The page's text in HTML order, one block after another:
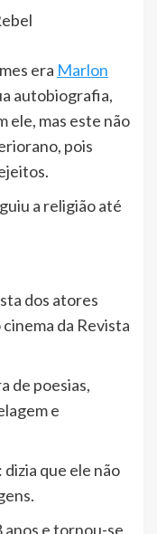
era Marlon
autobiografia,
ele, mas este não
pois
a religião até
dos atores
da Revista
de poesias,
e
: dizia que ele não
anos e tornou-se